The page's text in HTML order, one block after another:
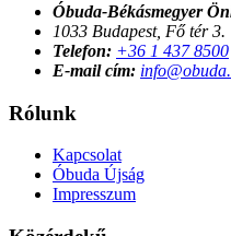
Óbuda-Békásmegyer
1033 Budapest, Fő tér 3.
Telefon: +36 1 437 8500
E-mail cím:
Rólunk
Kapcsolat
Óbuda Újság
Impresszum